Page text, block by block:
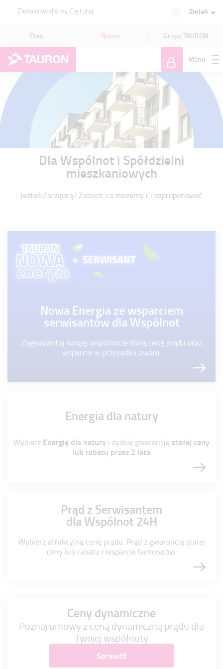
Zlokalizowaliśmy Cię tutaj: Zmień
Dom Biznes Grupa TAURON
Zaloguj
Menu
Dla Wspólnot i Spółdzielni
mieszkaniowych
Jesteś Zarządcą? Zobacz, co możemy Ci zaproponować
Nowa Energia ze wsparciem
serwisantów dla Wspólnot
Zagwarantuj swojej wspólnocie stałą cenę prądu oraz
wsparcie w przypadku awarii.
Energia dla natury
Wybierz Energię dla natury i zyskaj gwarancję stałej ceny
lub rabatu przez 2 lata
Prąd z Serwisantem
dla Wspólnot 24H
Wybierz atrakcyjną cenę prądu. Prąd z gwarancją stałej
ceny lub rabatu i wsparcie fachowców.
Ceny dynamiczne
Poznaj umowy z ceną dynamiczną prądu dla
Twojej wspólnoty
Sprawdź